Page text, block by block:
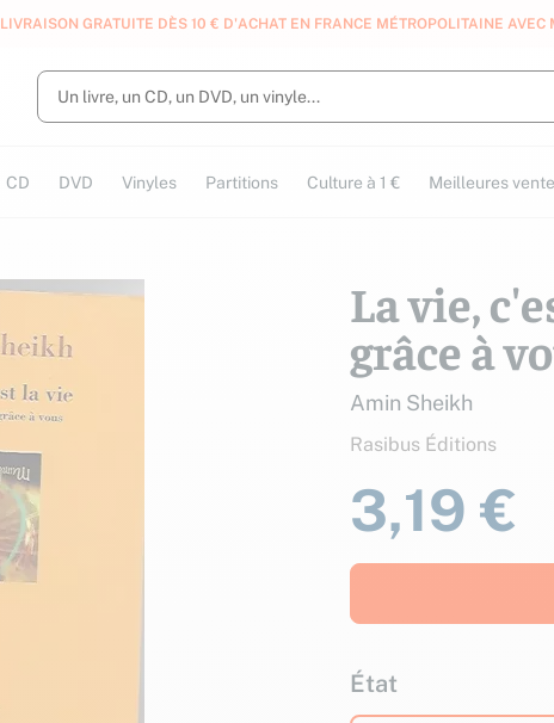
LIVRAISON GRATUITE DÈS 10 € D'ACHAT EN FRANCE MÉTROPOLITAINE AVEC
CD DVD Vinyles Partitions Culture à 1 € Meilleures
La vie,
grâce à
Amin Sheikh
Rasibus Éditions
3,19 €
État